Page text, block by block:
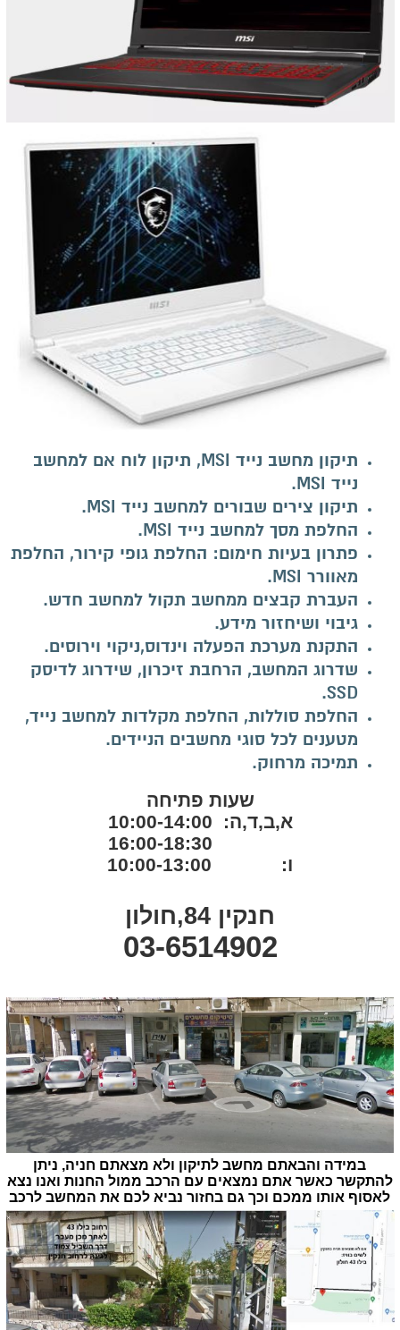
תיקון מחשב נייד MSI, תיקון לוח אם למחשב
נייד MSI
.
תיקון צירים שבורים למחשב נייד MSI
.
החלפת מסך למחשב נייד MSI
.
פתרון בעיות חימום: החלפת גופי קירור, החלפת
מאוורר MSI
.
העברת קבצים ממחשב תקול למחשב חדש.
גיבוי ושיחזור מידע.
התקנת מערכת הפעלה וינדוס,ניקוי וירוסים.
שדרוג המחשב, הרחבת זיכרון, שידרוג לדיסק
SSD.
החלפת סוללות, החלפת מקלדות למחשב נייד,
מטענים לכל סוגי מחשבים הניידים.
תמיכה מרחוק.
במידה והבאתם מחשב לתיקון ולא מצאתם חניה, ניתן
להתקשר כאשר אתם נמצאים עם הרכב ממול החנות ואנו נצא
לאסוף אותו ממכם וכך גם בחזור נביא לכם את המחשב לרכב
שעות פתיחה
א,ב,ד,ה: 10:00-14:00
ו: 10:00-13:00
חנקין 84,חולון
03-6514902